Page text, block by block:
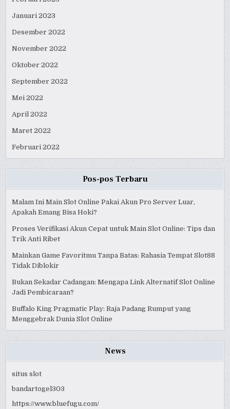
Januari 2023
Desember 2022
November 2022
Oktober 2022
September 2022
Mei 2022
April 2022
Maret 2022
Februari 2022
Pos-pos Terbaru
Malam Ini Main Slot Online Pakai Akun Pro Server Luar,
Apakah Emang Bisa Hoki?
Proses Verifikasi Akun Cepat untuk Main Slot Online: Tips dan
Trik Anti Ribet
Mainkan Game Favoritmu Tanpa Batas: Rahasia Tempat Slot88
Tidak Diblokir
Bukan Sekadar Cadangan: Mengapa Link Alternatif Slot Online
Jadi Pembicaraan?
Buffalo King Pragmatic Play: Raja Padang Rumput yang
Menggebrak Dunia Slot Online
News
situs slot
bandartogel303
https://www.bluefugu.com/